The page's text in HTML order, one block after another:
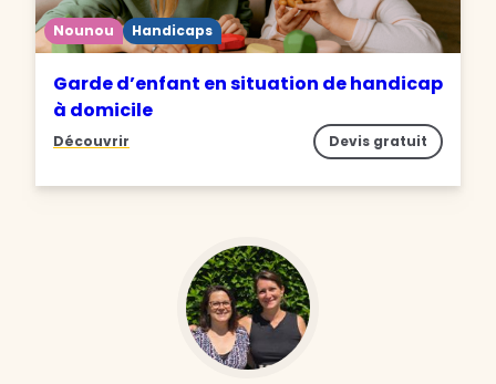
Nounou Handicaps
Garde d’enfant en situation de handicap
à domicile
Découvrir Devis gratuit